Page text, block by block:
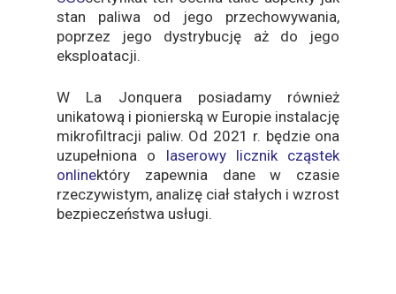
stan paliwa od jego przechowywania,
poprzez jego dystrybucję aż do jego
eksploatacji.
W La Jonquera posiadamy również
unikatową i pionierską w Europie instalację
mikrofiltracji paliw. Od 2021 r. będzie ona
uzupełniona o laserowy licznik cząstek
onlinektóry zapewnia dane w czasie
rzeczywistym, analizę ciał stałych i wzrost
bezpieczeństwa usługi.